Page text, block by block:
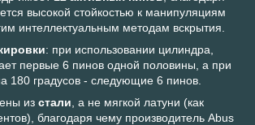
высокой стойкостью к манипуляциям
интеллектуальным методам вскрытия.
: при использовании цилиндра,
первые 6 пинов одной половины, а при
180 градусов - следующие 6 пинов.
из стали , а не мягкой латуни (как
благодаря чему производитель Abus